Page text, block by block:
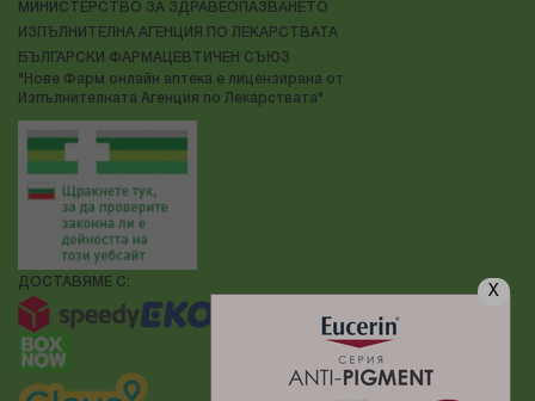
X
МИНИСТЕРСТВО ЗА ЗДРАВЕОПАЗВАНЕТО
ИЗПЪЛНИТЕЛНА АГЕНЦИЯ ПО ЛЕКАРСТВАТА
БЪЛГАРСКИ ФАРМАЦЕВТИЧЕН СЪЮЗ
"Нове Фарм онлайн аптека е лицензирана от
Изпълнителната Агенция по Лекарствата"
ДОСТАВЯМЕ С: